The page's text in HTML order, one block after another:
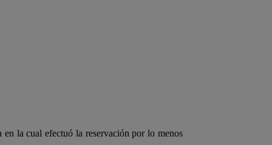
la cual efectuó la reservación por lo menos